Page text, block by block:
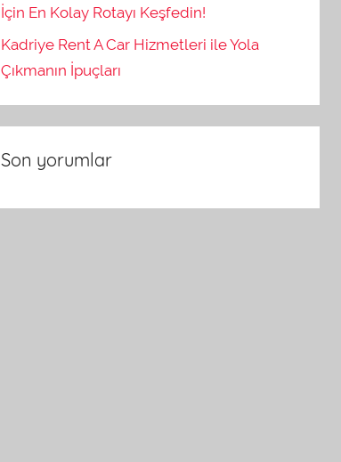
İçin En Kolay Rotayı Keşfedin!
Kadriye Rent A Car Hizmetleri ile Yola
Çıkmanın İpuçları
Son yorumlar